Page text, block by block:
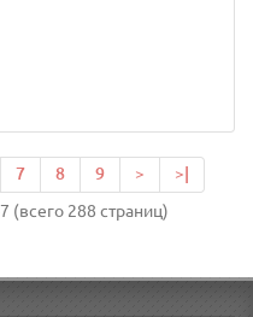
7 8 9 >
>|
(всего 288 страниц)